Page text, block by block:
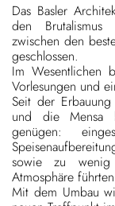
Das Basler
den Brutalismus
zwischen den
geschlossen.
Im Wesentlichen
Vorlesungen und
Seit der
und die Mensa
genügen:
sowie zu wenig
Atmosphäre
Mit dem Umbau